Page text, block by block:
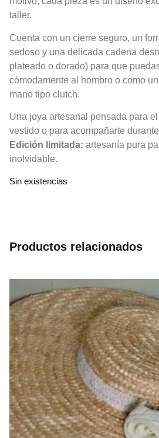
taller.
Cuenta con un cierre seguro, un
sedoso y una delicada cadena
plateado o dorado) para que
cómodamente al hombro o como
mano tipo clutch.
Una joya artesanal pensada para
vestido o para acompañarte
Edición limitada: artesanía pura
inolvidable.
Sin existencias
Productos relacionados